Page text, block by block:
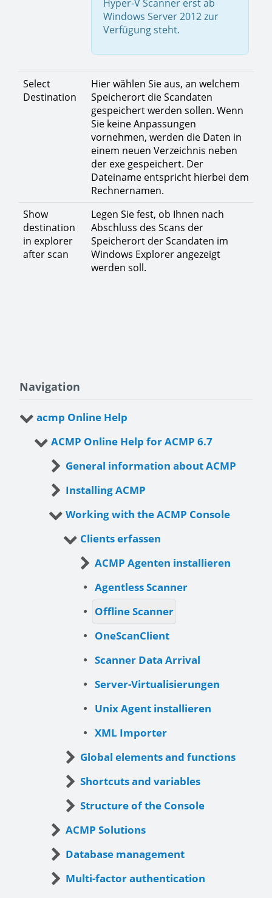
Hyper-V Scanner erst ab
Windows Server 2012 zur
Verfügung steht.
Select
Destination
Hier wählen Sie aus, an welchem
Speicherort die Scandaten
gespeichert werden sollen. Wenn
Sie keine Anpassungen
vornehmen, werden die Daten in
einem neuen Verzeichnis neben
der exe gespeichert. Der
Dateiname entspricht hierbei dem
Rechnernamen.
Show
destination
in explorer
after scan
Legen Sie fest, ob Ihnen nach
Abschluss des Scans der
Speicherort der Scandaten im
Windows Explorer angezeigt
werden soll.
Navigation
acmp Online Help
ACMP Online Help for ACMP 6.7
General information about ACMP
Installing ACMP
Working with the ACMP Console
Clients erfassen
ACMP Agenten installieren
Agentless Scanner
Offline Scanner
OneScanClient
Scanner Data Arrival
Server-Virtualisierungen
Unix Agent installieren
XML Importer
Global elements and functions
Shortcuts and variables
Structure of the Console
ACMP Solutions
Database management
Multi-factor authentication